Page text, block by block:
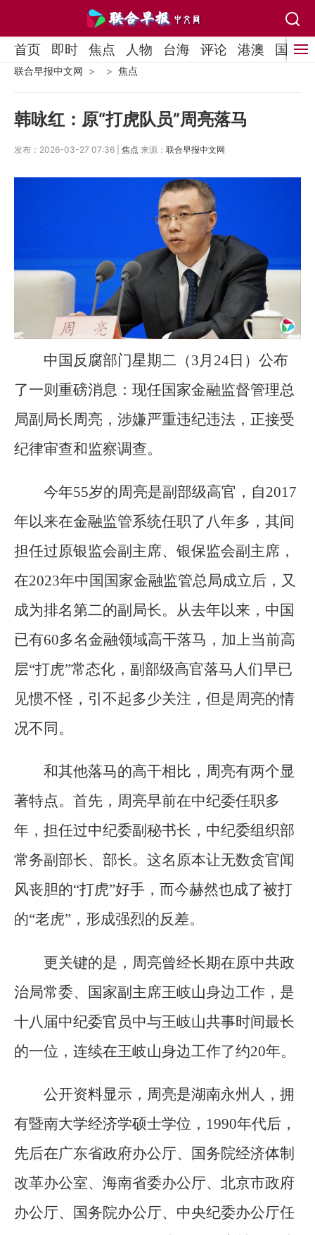
首页 即时 焦点 人物 台海 评论 港澳 国际
联合早报中文网 焦点
韩咏红：原“打虎队员”周亮落马
发布：2026-03-27 07:36 | 焦点 来源： 联合早报中文网
中国反腐部门星期二（3月24日）公布
了一则重磅消息：现任国家金融监督管理总
局副局长周亮，涉嫌严重违纪违法，正接受
纪律审查和监察调查。
今年55岁的周亮是副部级高官，自2017
年以来在金融监管系统任职了八年多，其间
担任过原银监会副主席、银保监会副主席，
在2023年中国国家金融监管总局成立后，又
成为排名第二的副局长。从去年以来，中国
已有60多名金融领域高干落马，加上当前高
层“打虎”常态化，副部级高官落马人们早已
见惯不怪，引不起多少关注，但是周亮的情
况不同。
和其他落马的高干相比，周亮有两个显
著特点。首先，周亮早前在中纪委任职多
年，担任过中纪委副秘书长，中纪委组织部
常务副部长、部长。这名原本让无数贪官闻
风丧胆的“打虎”好手，而今赫然也成了被打
的“老虎”，形成强烈的反差。
更关键的是，周亮曾经长期在原中共政
治局常委、国家副主席王岐山身边工作，是
十八届中纪委官员中与王岐山共事时间最长
的一位，连续在王岐山身边工作了约20年。
公开资料显示，周亮是湖南永州人，拥
有暨南大学经济学硕士学位，1990年代后，
先后在广东省政府办公厅、国务院经济体制
改革办公室、海南省委办公厅、北京市政府
办公厅、国务院办公厅、中央纪委办公厅任